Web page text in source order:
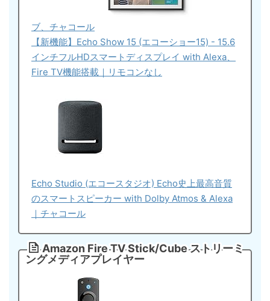
ブ、チャコール
【新機能】Echo Show 15 (エコーショー15) - 15.6
インチフルHDスマートディスプレイ with Alexa、
Fire TV機能搭載｜リモコンなし
Echo Studio (エコースタジオ) Echo史上最高音質
のスマートスピーカー with Dolby Atmos & Alexa
｜チャコール
Amazon Fire TV Stick/Cube ストリーミ
ングメディアプレイヤー